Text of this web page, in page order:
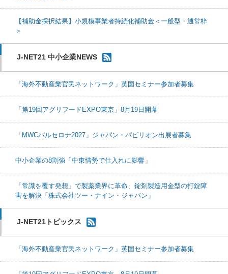
【補助金採択結果】小規模事業者持続化補助金＜一般型・通常枠
＞
J-NET21 中小企業NEWS
「海外不動産業官民ネットワーク」英国セミナー参加者募集
「第19回アグリフードEXPO東京」8月19日開幕
「MWCバルセロナ2027」ジャパン・パビリオン出展者募集
中小企業の8割強「中東情勢で仕入れに影響」
「常識を覆す発想」で製薬業界に革命、錠剤製造用金型の打錠障
害を解決「株式会社ツー・ナイン・ジャパン」
J-NET21トピックス
「海外不動産業官民ネットワーク」英国セミナー参加者募集